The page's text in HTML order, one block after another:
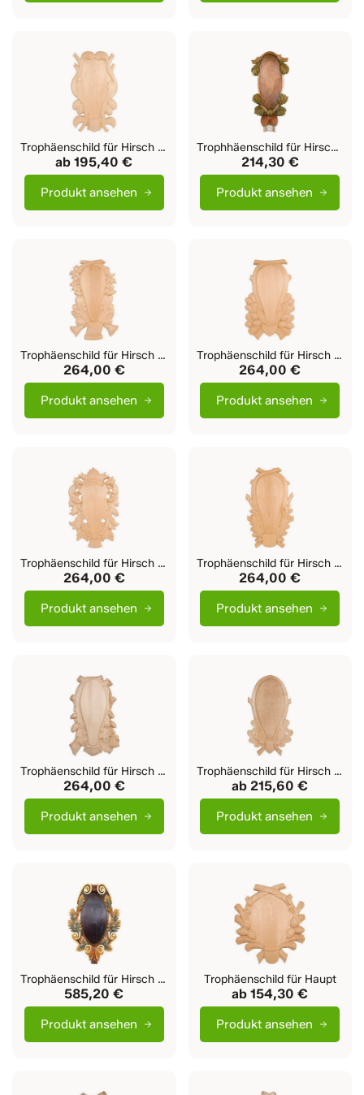
Produkt ansehen
Trophäenschild für Hirsch Hugo
ab 195,40 €
Produkt ansehen
Trophhäenschild für Hirsch Rino
214,30 €
Produkt ansehen
Trophäenschild für Hirsch Badia
264,00 €
Produkt ansehen
Trophäenschild für Hirsch Pustra
264,00 €
Produkt ansehen
Trophäenschild für Hirsch Soli
264,00 €
Produkt ansehen
Trophäenschild für Hirsch Eichen
264,00 €
Produkt ansehen
Trophäenschild für Hirsch Jägerheim
264,00 €
Produkt ansehen
Trophäenschild für Hirsch Hans
ab 215,60 €
Produkt ansehen
Trophäenschild für Hirsch - extra groß
585,20 €
Produkt ansehen
Trophäenschild für Haupt
ab 154,30 €